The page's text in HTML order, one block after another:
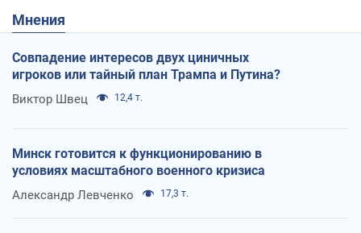
Мнения
Совпадение интересов двух циничных
игроков или тайный план Трампа и Путина?
Виктор Швец 12,4 т.
Минск готовится к функционированию в
условиях масштабного военного кризиса
Александр Левченко 17,3 т.